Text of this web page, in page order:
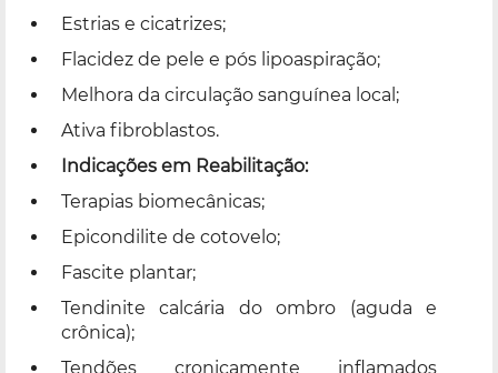
Estrias e cicatrizes;
Flacidez de pele e pós lipoaspiração;
Melhora da circulação sanguínea local;
Ativa fibroblastos.
Indicações em Reabilitação:
Terapias biomecânicas;
Epicondilite de cotovelo;
Fascite plantar;
Tendinite calcária do ombro (aguda e
crônica);
Tendões cronicamente inflamados